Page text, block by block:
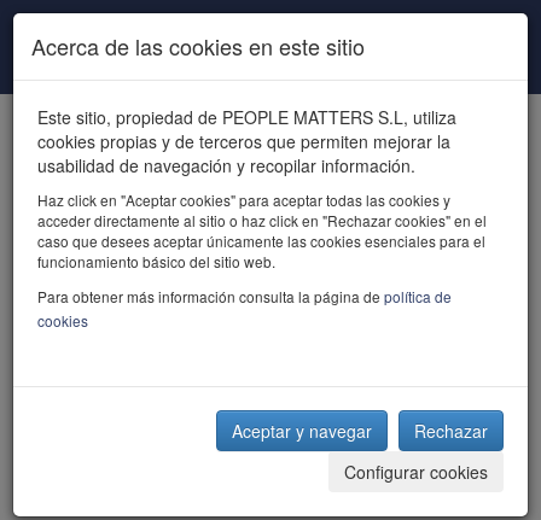
Pasar al contenido principal
powered by talent
Acerca de las cookies en este sitio
Este sitio, propiedad de PEOPLE MATTERS S.L, utiliza
cookies propias y de terceros que permiten mejorar la
usabilidad de navegación y recopilar información.
Haz click en "Aceptar cookies" para aceptar todas las cookies y
acceder directamente al sitio o haz click en "Rechazar cookies" en el
caso que desees aceptar únicamente las cookies esenciales para el
funcionamiento básico del sitio web.
Para obtener más información consulta la página de política de
cookies
Aceptar y navegar
Rechazar
Configurar cookies